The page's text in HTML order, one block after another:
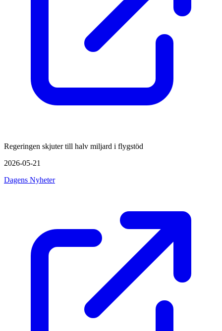
Regeringen skjuter till halv miljard i flygstöd
2026-05-21
Dagens Nyheter